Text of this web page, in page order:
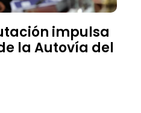
impulsa
la Autovía del